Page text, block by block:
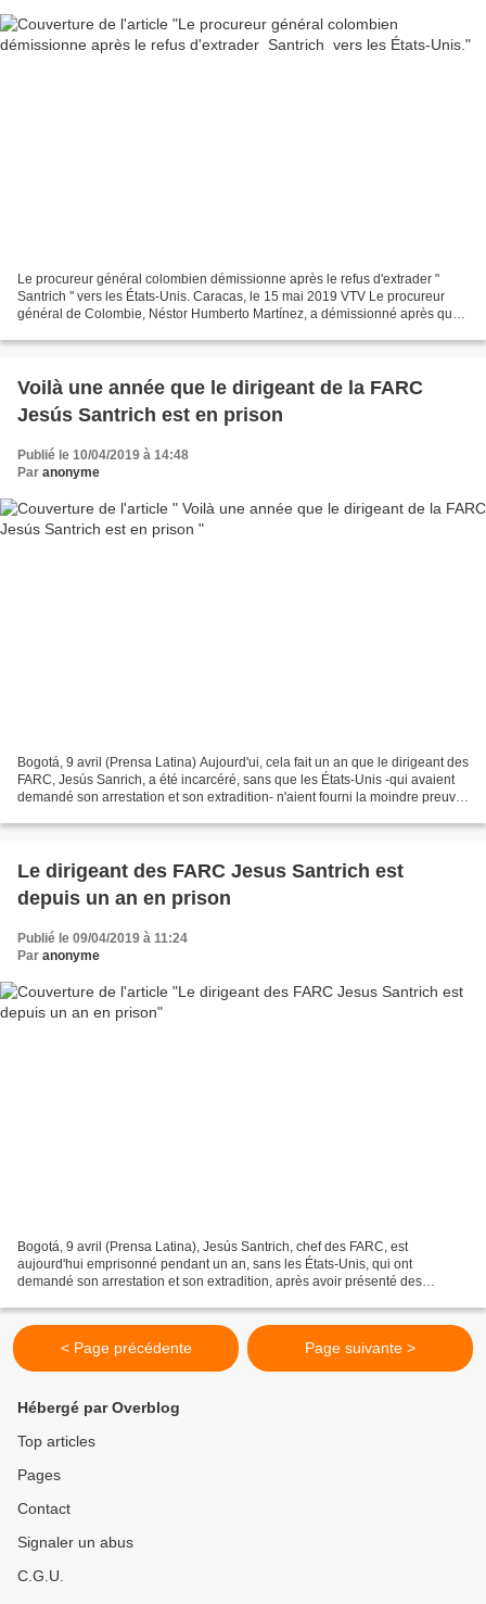
Le procureur général colombien démissionne après le refus d'extrader "
Santrich " vers les États-Unis. Caracas, le 15 mai 2019 VTV Le procureur
général de Colombie, Néstor Humberto Martínez, a démissionné après que
Voilà une année que le dirigeant de la FARC
Jesús Santrich est en prison
Publié le 10/04/2019 à 14:48
Par anonyme
Bogotá, 9 avril (Prensa Latina) Aujourd'ui, cela fait un an que le dirigeant des
FARC, Jesús Sanrich, a été incarcéré, sans que les États-Unis -qui avaient
demandé son arrestation et son extradition- n'aient fourni la moindre preuve
Le dirigeant des FARC Jesus Santrich est
depuis un an en prison
Publié le 09/04/2019 à 11:24
Par anonyme
Bogotá, 9 avril (Prensa Latina), Jesús Santrich, chef des FARC, est
aujourd'hui emprisonné pendant un an, sans les États-Unis, qui ont
demandé son arrestation et son extradition, après avoir présenté des
< Page précédente Page suivante >
Hébergé par Overblog
Top articles
Pages
Contact
Signaler un abus
C.G.U.